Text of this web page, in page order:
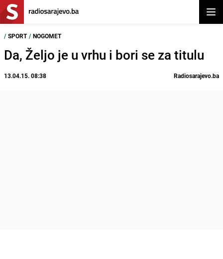
/ SPORT / NOGOMET
Da, Željo je u vrhu i bori se za titulu
13.04.15. 08:38 Radiosarajevo.ba